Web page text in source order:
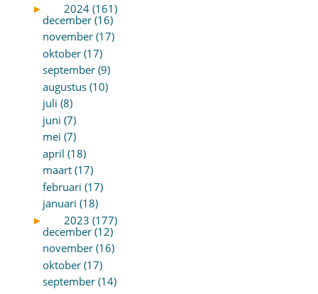
►
2024 (161)
december (16)
november (17)
oktober (17)
september (9)
augustus (10)
juli (8)
juni (7)
mei (7)
april (18)
maart (17)
februari (17)
januari (18)
►
2023 (177)
december (12)
november (16)
oktober (17)
september (14)